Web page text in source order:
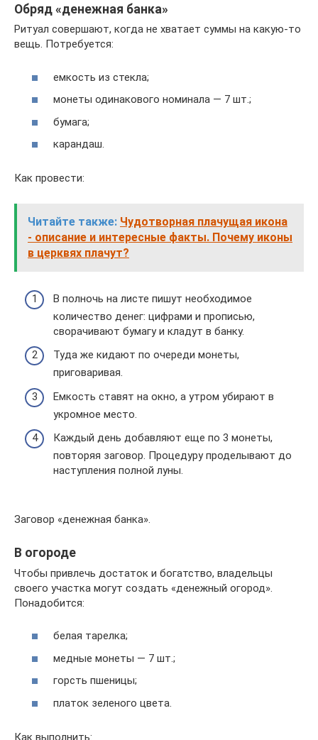
Обряд «денежная банка»
Ритуал совершают, когда не хватает суммы на какую-то
вещь. Потребуется:
емкость из стекла;
монеты одинакового номинала — 7 шт.;
бумага;
карандаш.
Как провести:
Читайте также: Чудотворная плачущая икона
- описание и интересные факты. Почему иконы
в церквях плачут?
В полночь на листе пишут необходимое
количество денег: цифрами и прописью,
сворачивают бумагу и кладут в банку.
Туда же кидают по очереди монеты,
приговаривая.
Емкость ставят на окно, а утром убирают в
укромное место.
Каждый день добавляют еще по 3 монеты,
повторяя заговор. Процедуру проделывают до
наступления полной луны.
Заговор «денежная банка».
В огороде
Чтобы привлечь достаток и богатство, владельцы
своего участка могут создать «денежный огород».
Понадобится:
белая тарелка;
медные монеты — 7 шт.;
горсть пшеницы;
платок зеленого цвета.
Как выполнить: